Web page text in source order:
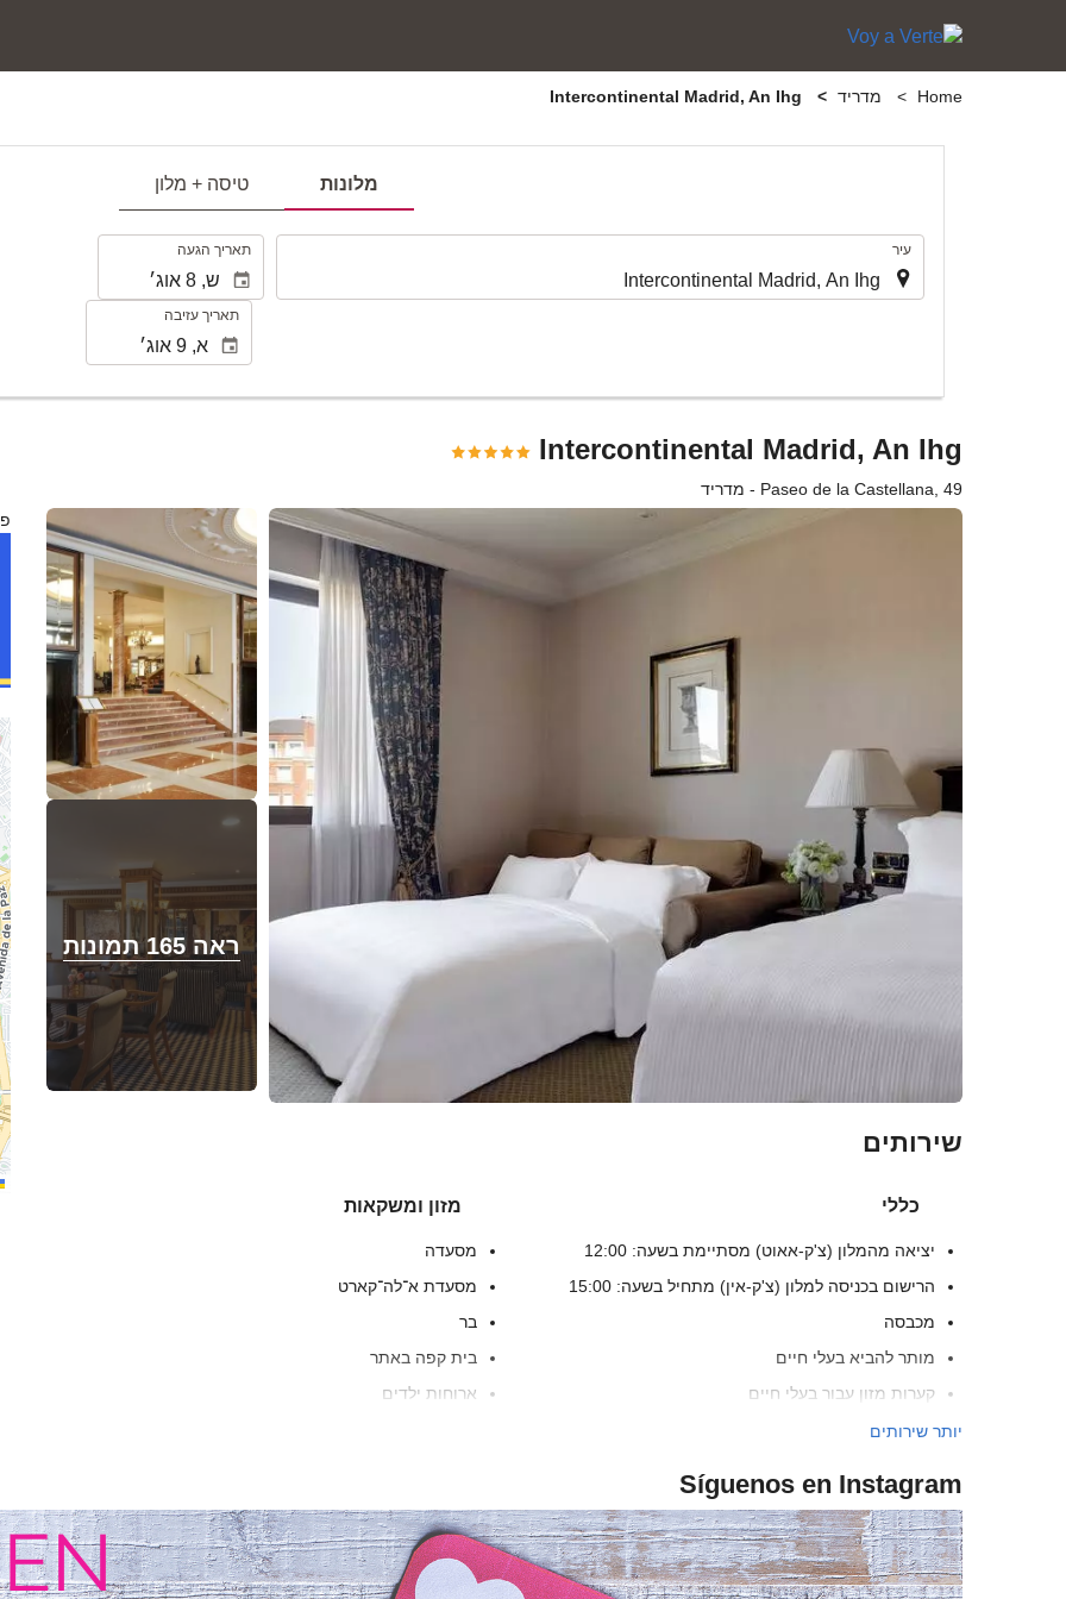
Home מדריד
מלונות טיסה + מלון
עיר תאריך הגעה
תאריך עזיבה
Intercontinental Madrid, An Ihg
Paseo de la Castellana, 49 - מדריד
ראה 165 תמונות
ראה 165 תמונות
שירותים
כללי
יציאה מהמלון (צ'ק-אאוט) מסתיימת בשעה: 12:00
הרישום בכניסה למלון (צ'ק-אין) מתחיל בשעה: 15:00
מכבסה
מותר להביא בעלי חיים
קערות מזון עבור בעלי חיים
מזוג-אויר
מעלית
אנשים עם ניידות מוגבלת
חדרים ללא לעשן
מזון ומשקאות
מסעדה
מסעדת א־לה־קארט
בר
בית קפה באתר
ארוחות ילדים
ארוחת בוקר בחדר
פירות
יותר שירותים
Síguenos en Instagram